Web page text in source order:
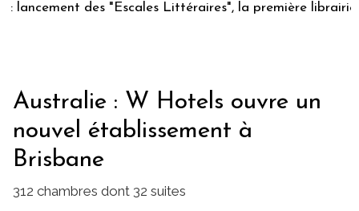
des "Escales Littéraires", la première librairie du
Australie : W Hotels ouvre un
nouvel établissement à
Brisbane
312 chambres dont 32 suites